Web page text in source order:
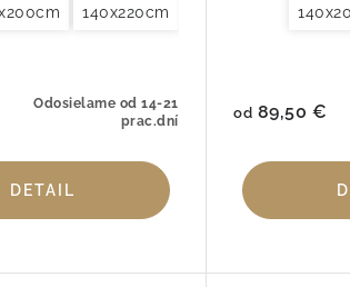
200x220cm
140x220cm
Odosielame od 14-21
prac.dní
DETAIL
od 89,50 €